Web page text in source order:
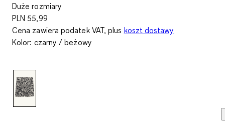
Duże rozmiary
PLN 55,99
Cena zawiera podatek VAT, plus koszt dostawy
Kolor: czarny / beżowy